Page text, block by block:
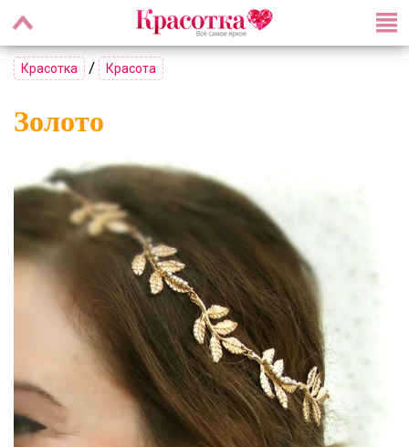
Красотка / Красота
Золото